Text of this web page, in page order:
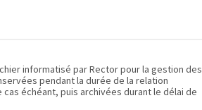
informatisé par Rector pour la gestion des
pendant la durée de la relation
échéant, puis archivées durant le délai de